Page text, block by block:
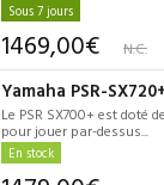
Sous 7 jours
1469,00€ N.C.
Yamaha PSR-
Le PSR SX700+ est doté
pour jouer par-dessus...
En stock